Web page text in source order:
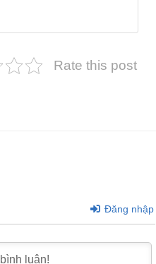
Rate this post
Đăng nhập